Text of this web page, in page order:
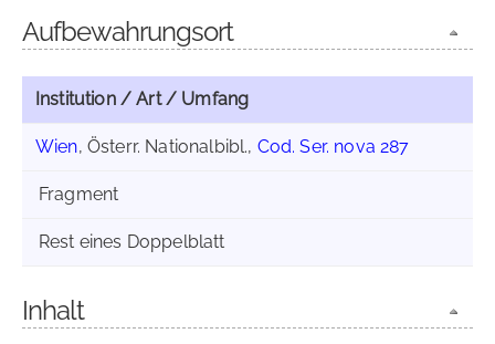
Aufbewahrungsort
Institution / Art / Umfang
Wien, Österr. Nationalbibl., Cod. Ser. nova 287
Fragment
Rest eines Doppelblatt
Inhalt